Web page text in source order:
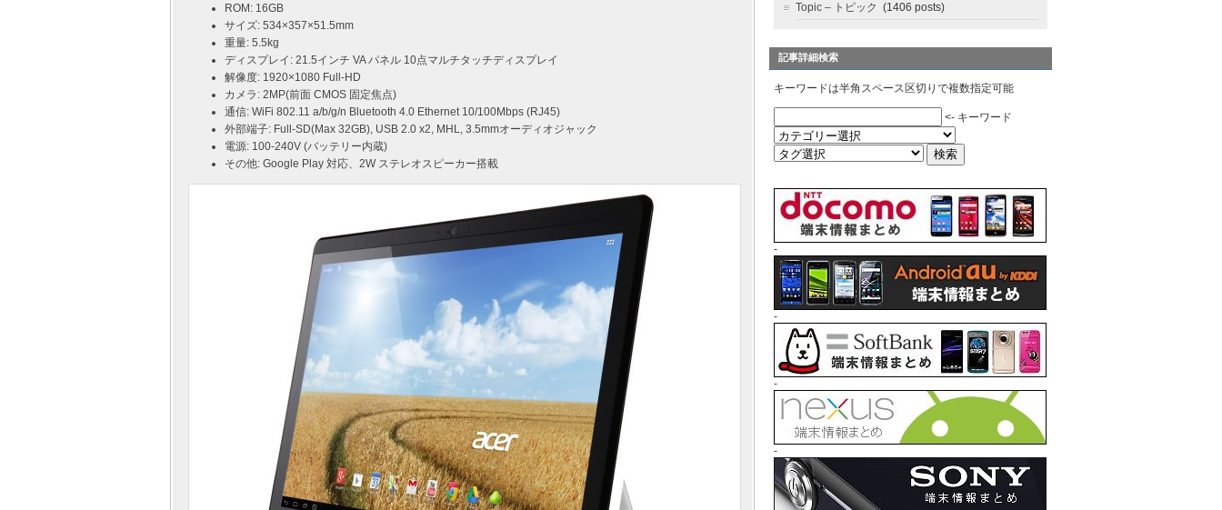
ROM: 16GB
サイズ: 534×357×51.5mm
重量: 5.5kg
ディスプレイ: 21.5インチ VA パネル 10点マルチタッチディスプレイ
解像度: 1920×1080 Full-HD
カメラ: 2MP(前面 CMOS 固定焦点)
通信: WiFi 802.11 a/b/g/n Bluetooth 4.0 Ethernet 10/100Mbps (RJ45)
外部端子: Full-SD(Max 32GB), USB 2.0 x2, MHL, 3.5mmオーディオジャック
電源: 100-240V (バッテリー内蔵)
その他: Google Play 対応、2W ステレオスピーカー搭載
Topic – トピック (1406 posts)
記事詳細検索
キーワードは半角スペース区切りで複数指定可能
<- キーワード
-
-
-
-